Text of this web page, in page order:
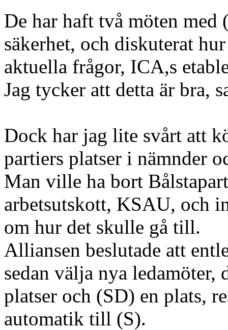
De har haft två möten med
säkerhet, och diskuterat
aktuella frågor, ICA,s
Jag tycker att detta är bra,
Dock har jag lite svårt att
partiers platser i nämnder
Man ville ha bort
arbetsutskott, KSAU, och
om hur det skulle gå till.
Alliansen beslutade att
sedan välja nya ledamöter,
platser och (SD) en plats,
automatik till (S).